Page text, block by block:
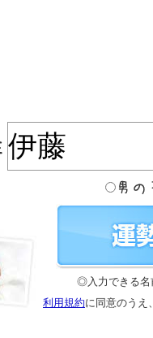
◎入力できる名
利用規約に同意のうえ